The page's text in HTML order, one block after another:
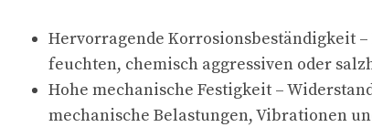
Hervorragende Korrosionsbeständigkeit
feuchten, chemisch aggressiven oder
Hohe mechanische Festigkeit –
mechanische Belastungen, Vibrationen